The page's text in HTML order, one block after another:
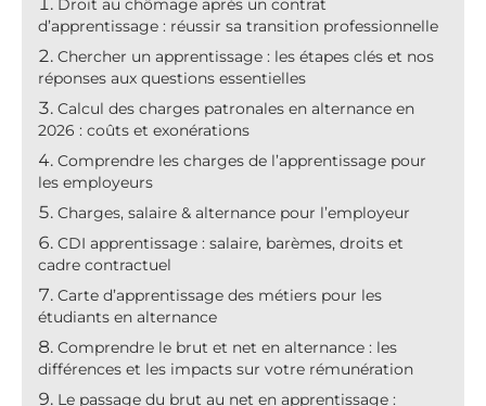
Droit au chômage après un contrat
d’apprentissage : réussir sa transition professionnelle
Chercher un apprentissage : les étapes clés et nos
réponses aux questions essentielles
Calcul des charges patronales en alternance en
2026 : coûts et exonérations
Comprendre les charges de l’apprentissage pour
les employeurs
Charges, salaire & alternance pour l’employeur
CDI apprentissage : salaire, barèmes, droits et
cadre contractuel
Carte d’apprentissage des métiers pour les
étudiants en alternance
Comprendre le brut et net en alternance : les
différences et les impacts sur votre rémunération
Le passage du brut au net en apprentissage :